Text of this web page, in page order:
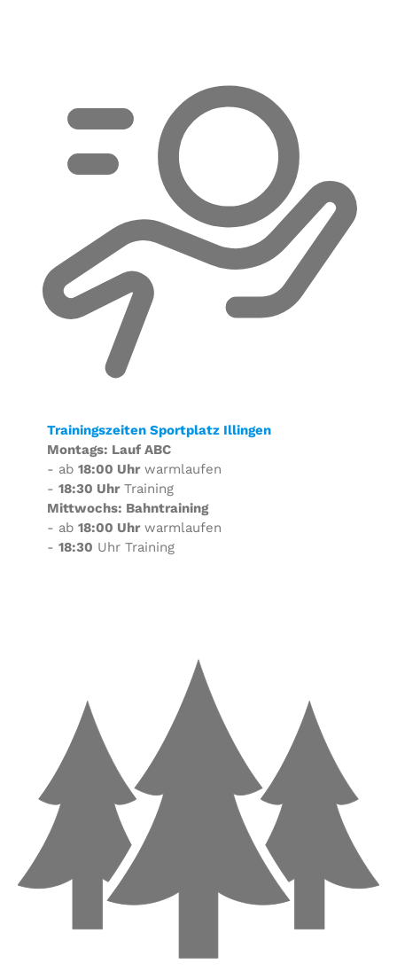
Trainingszeiten Sportplatz Illingen
Montags: Lauf ABC
- ab 18:00 Uhrwarmlaufen
- 18:30 UhrTraining
Mittwochs: Bahntraining
- ab 18:00 Uhrwarmlaufen
- 18:30 Uhr Training